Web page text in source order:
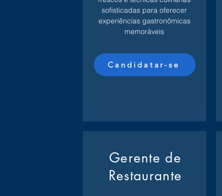
sofisticadas para oferecer
experiências gastronômicas
memoráveis
Candidatar-se
Gerente de
Restaurante